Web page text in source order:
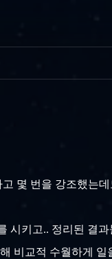
몇 번을 강조했는데
시키고.. 정리된 결과
비교적 수월하게 일